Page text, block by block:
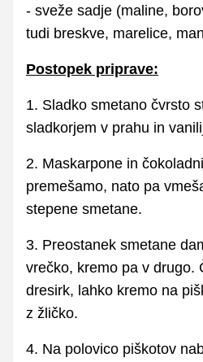
- sveže sadje (maline,
tudi breskve, marelice,
Postopek priprave:
1. Sladko smetano čvrsto
sladkorjem v prahu in
2. Maskarpone in
premešamo, nato pa
stepene smetane.
3. Preostanek smetane
vrečko, kremo pa v drugo.
dresirk, lahko kremo na
z žličko.
4. Na polovico piškotov